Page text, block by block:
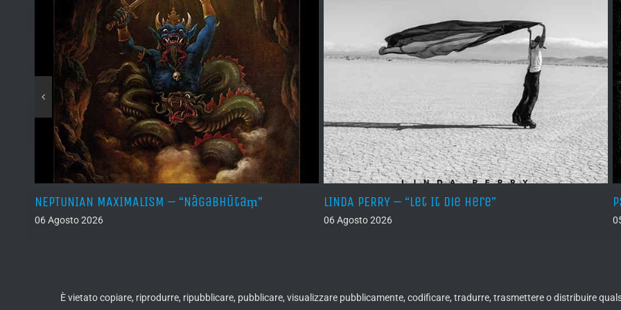
NEPTUNIAN MAXIMALISM – “Nāgabhūtaṃ”
06 Agosto 2026
LINDA PERRY – “Let It Die Here”
06 Agosto 2026
È vietato copiare, riprodurre, ripubblicare, pubblicare, visualizzare pubblicamente, codificare, tradurre, trasmettere o distribuire